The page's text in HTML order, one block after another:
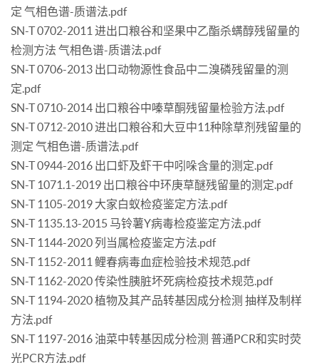
定 气相色谱-质谱法.pdf
SN-T 0702-2011 进出口粮谷和坚果中乙酯杀螨醇残留量的
检测方法 气相色谱-质谱法.pdf
SN-T 0706-2013 出口动物源性食品中二溴磷残留量的测
定.pdf
SN-T 0710-2014 出口粮谷中嗪草酮残留量检验方法.pdf
SN-T 0712-2010 进出口粮谷和大豆中11种除草剂残留量的
测定 气相色谱-质谱法.pdf
SN-T 0944-2016 出口虾及虾干中吲哚含量的测定.pdf
SN-T 1071.1-2019 出口粮谷中环庚草醚残留量的测定.pdf
SN-T 1105-2019 大家白蚁检疫鉴定方法.pdf
SN-T 1135.13-2015 马铃薯Y病毒检疫鉴定方法.pdf
SN-T 1144-2020 列当属检疫鉴定方法.pdf
SN-T 1152-2011 鲤春病毒血症检验技术规范.pdf
SN-T 1162-2020 传染性胰脏坏死病检疫技术规范.pdf
SN-T 1194-2020 植物及其产品转基因成分检测 抽样及制样
方法.pdf
SN-T 1197-2016 油菜中转基因成分检测 普通PCR和实时荧
光PCR方法.pdf